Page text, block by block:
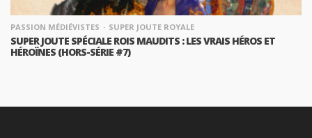
PASSION MÉDIÉVISTES SUPER JOUTE ROYALE
SUPER JOUTE SPÉCIALE ROIS MAUDITS : LES VRAIS HÉROS ET
HÉROÏNES (HORS-SÉRIE #7)